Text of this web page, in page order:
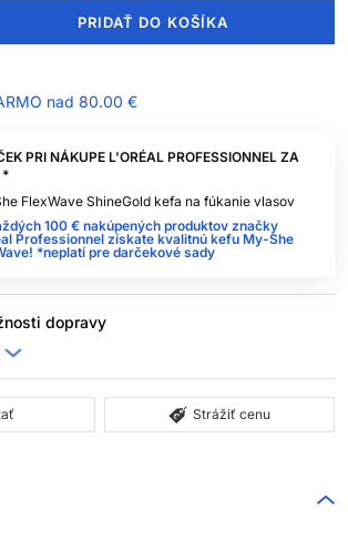
PRI NÁKUPE L'ORÉAL PROFESSIONNEL ZA
*
FlexWave ShineGold kefa na fúkanie vlasov
100 € nakúpených produktov značky
Professionnel získate kvalitnú kefu My-She
*neplatí pre darčekové sady
PRIDAŤ DO KOŠÍKA
nad 80.00 €
dopravy
Strážiť cenu